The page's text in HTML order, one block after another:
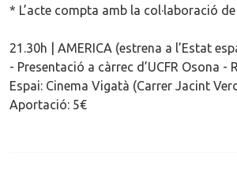
* L’acte compta amb la col·laboració
21.30h | AMERICA (estrena a l’Estat
- Presentació a càrrec d’UCFR Osona -
Espai: Cinema Vigatà (Carrer Jacint
Aportació: 5€